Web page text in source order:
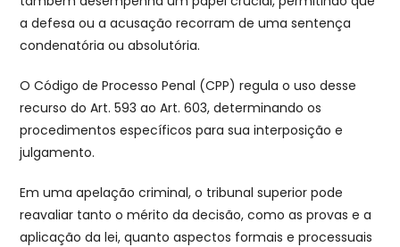
a defesa ou a acusação recorram de uma sentença
condenatória ou absolutória.
O Código de Processo Penal (CPP) regula o uso desse
recurso do Art. 593 ao Art. 603, determinando os
procedimentos específicos para sua interposição e
julgamento.
Em uma apelação criminal, o tribunal superior pode
reavaliar tanto o mérito da decisão, como as provas e a
aplicação da lei, quanto aspectos formais e processuais